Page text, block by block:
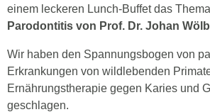
einem leckeren Lunch-Buffet das Thema
Parodontitis von Prof. Dr. Johan
Wir haben den Spannungsbogen von
Erkrankungen von wildlebenden
Ernährungstherapie gegen Karies und
geschlagen.